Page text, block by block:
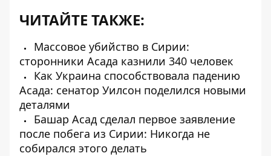
ЧИТАЙТЕ ТАКЖЕ:
Массовое убийство в Сирии:
сторонники Асада казнили 340 человек
Как Украина способствовала падению
Асада: сенатор Уилсон поделился новыми
деталями
Башар Асад сделал первое заявление
после побега из Сирии: Никогда не
собирался этого делать